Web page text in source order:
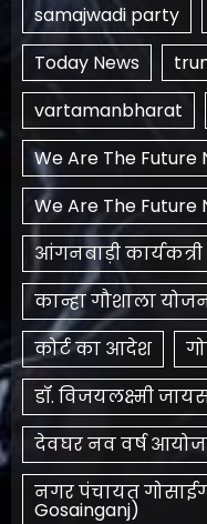
samajwadi party
Today News
vartamanbharat
We Are The Future
We Are The Future
आंगनबाड़ी
कान्हा गौशाला
कोर्ट का आदेश
डॉ. विजयलक्ष्मी
देवघर नव वर्ष
नगर पंचायत
Gosainganj)